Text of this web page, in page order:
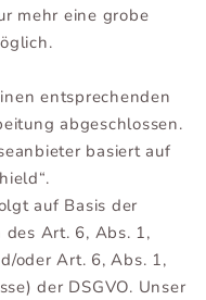
mehr eine grobe
entsprechenden
abgeschlossen.
basiert auf
auf Basis der
Art. 6, Abs. 1,
oder Art. 6, Abs. 1,
der DSGVO. Unser